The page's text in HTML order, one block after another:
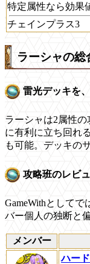
特定属性なら効果
チェインプラス3
ラーシャの総
雷光デッキを
ラーシャは2属性
に有利に立ち回れ
も可能。デッキの
攻略班のレビ
GameWithとして
バー個人の独断と
メンバー
ハー